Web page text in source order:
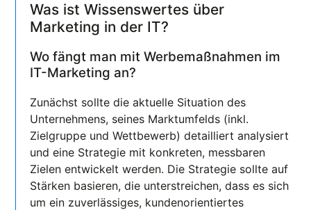
Was ist Wissenswertes über
Marketing in der IT?
Wo fängt man mit Werbemaßnahmen im
IT-Marketing an?
Zunächst sollte die aktuelle Situation des
Unternehmens, seines Marktumfelds (inkl.
Zielgruppe und Wettbewerb) detailliert analysiert
und eine Strategie mit konkreten, messbaren
Zielen entwickelt werden. Die Strategie sollte auf
Stärken basieren, die unterstreichen, dass es sich
um ein zuverlässiges, kundenorientiertes